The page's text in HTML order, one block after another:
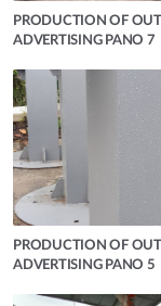
PRODUCTION OF
ADVERTISING PANO 7
PRODUCTION OF
ADVERTISING PANO 5